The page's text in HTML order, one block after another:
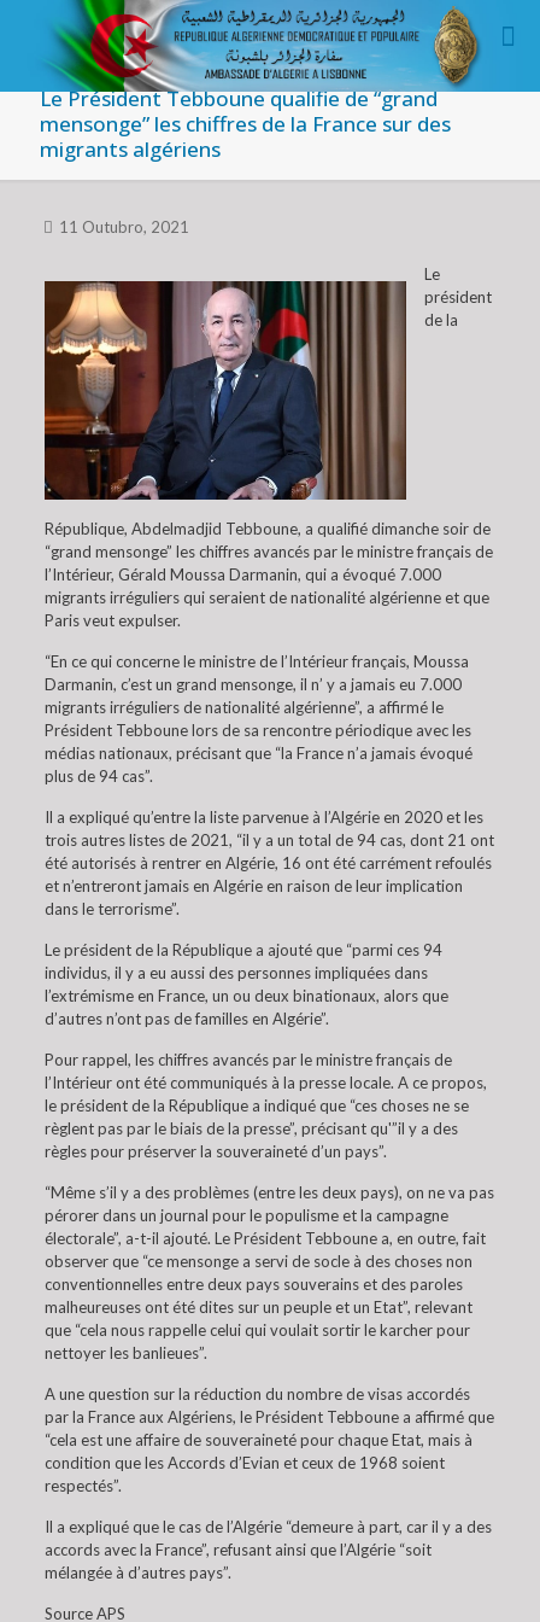
Le Président Tebboune qualifie de “grand
mensonge” les chiffres de la France sur des
migrants algériens
11 Outubro, 2021
Le
président
de la
République, Abdelmadjid Tebboune, a qualifié dimanche soir de
“grand mensonge” les chiffres avancés par le ministre français de
l’Intérieur, Gérald Moussa Darmanin, qui a évoqué 7.000
migrants irréguliers qui seraient de nationalité algérienne et que
Paris veut expulser.
“En ce qui concerne le ministre de l’Intérieur français, Moussa
Darmanin, c’est un grand mensonge, il n’ y a jamais eu 7.000
migrants irréguliers de nationalité algérienne”, a affirmé le
Président Tebboune lors de sa rencontre périodique avec les
médias nationaux, précisant que “la France n’a jamais évoqué
plus de 94 cas”.
Il a expliqué qu’entre la liste parvenue à l’Algérie en 2020 et les
trois autres listes de 2021, “il y a un total de 94 cas, dont 21 ont
été autorisés à rentrer en Algérie, 16 ont été carrément refoulés
et n’entreront jamais en Algérie en raison de leur implication
dans le terrorisme”.
Le président de la République a ajouté que “parmi ces 94
individus, il y a eu aussi des personnes impliquées dans
l’extrémisme en France, un ou deux binationaux, alors que
d’autres n’ont pas de familles en Algérie”.
Pour rappel, les chiffres avancés par le ministre français de
l’Intérieur ont été communiqués à la presse locale. A ce propos,
le président de la République a indiqué que “ces choses ne se
règlent pas par le biais de la presse”, précisant qu'”il y a des
règles pour préserver la souveraineté d’un pays”.
“Même s’il y a des problèmes (entre les deux pays), on ne va pas
pérorer dans un journal pour le populisme et la campagne
électorale”, a-t-il ajouté. Le Président Tebboune a, en outre, fait
observer que “ce mensonge a servi de socle à des choses non
conventionnelles entre deux pays souverains et des paroles
malheureuses ont été dites sur un peuple et un Etat”, relevant
que “cela nous rappelle celui qui voulait sortir le karcher pour
nettoyer les banlieues”.
A une question sur la réduction du nombre de visas accordés
par la France aux Algériens, le Président Tebboune a affirmé que
“cela est une affaire de souveraineté pour chaque Etat, mais à
condition que les Accords d’Evian et ceux de 1968 soient
respectés”.
Il a expliqué que le cas de l’Algérie “demeure à part, car il y a des
accords avec la France”, refusant ainsi que l’Algérie “soit
mélangée à d’autres pays”.
Source APS